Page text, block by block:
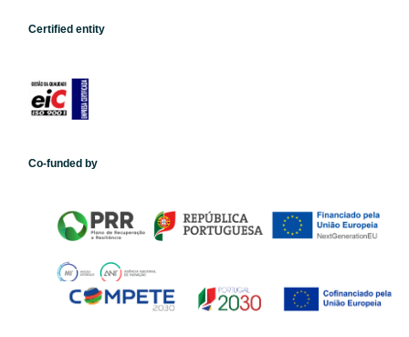
Certified entity
Co-funded by